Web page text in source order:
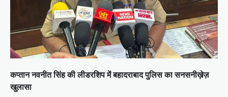
कप्तान नवनीत सिंह की लीडरशिप में बहादराबाद पुलिस का सनसनीख़ेज़
खुलासा